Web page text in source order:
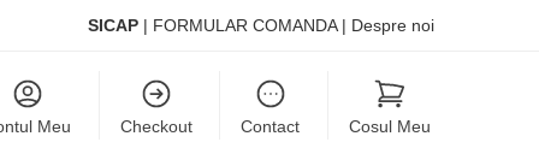
SICAP | FORMULAR COMANDA| Despre noi
Meu Checkout Contact Cosul Meu